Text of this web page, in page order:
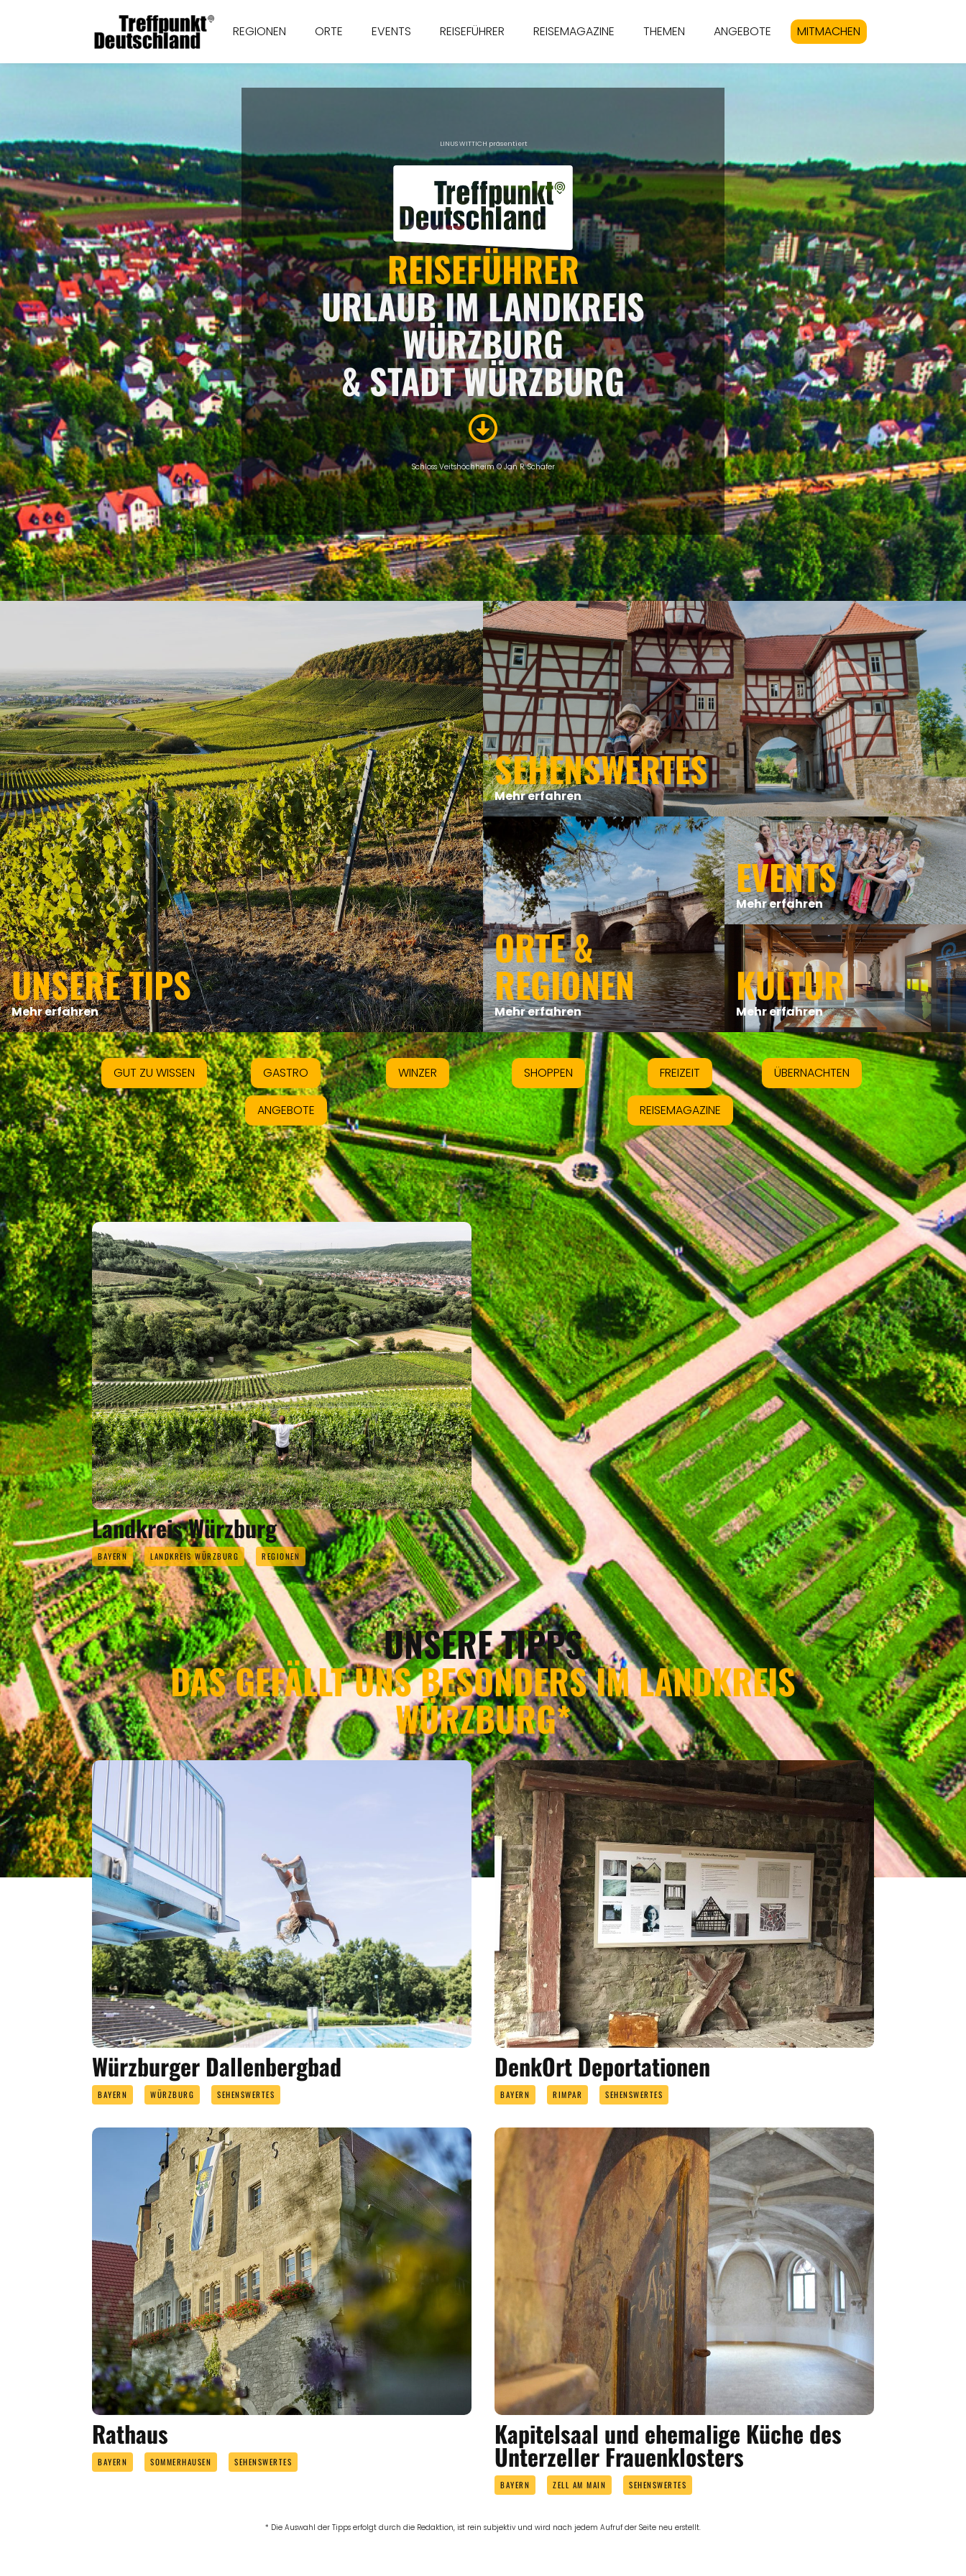
REGIONEN ORTE EVENTS REISEFÜHRER REISEMAGAZINE THEMEN ANGEBOTE MITMACHEN
LINUS WITTICH präsentiert
REISEFÜHRER
URLAUB IM LANDKREIS
WÜRZBURG
& STADT WÜRZBURG
Schloss Veitshöchheim © Jan R. Schäfer
ÜBERSICHT
UNSERE TIPS
Mehr erfahren
SEHENSWERTES
Mehr erfahren
ORTE &
REGIONEN
Mehr erfahren
EVENTS
Mehr erfahren
KULTUR
Mehr erfahren
GUT ZU WISSEN GASTRO WINZER SHOPPEN FREIZEIT ÜBERNACHTEN
ANGEBOTE REISEMAGAZINE
INTRO
Landkreis Würzburg
BAYERN LANDKREIS WÜRZBURG REGIONEN
UNSERE TIPPS
DAS GEFÄLLT UNS BESONDERS IM LANDKREIS
WÜRZBURG*
Würzburger Dallenbergbad
BAYERN WÜRZBURG SEHENSWERTES
DenkOrt Deportationen
BAYERN RIMPAR SEHENSWERTES
Rathaus
BAYERN SOMMERHAUSEN SEHENSWERTES
Kapitelsaal und ehemalige Küche des
Unterzeller Frauenklosters
BAYERN ZELL AM MAIN SEHENSWERTES
* Die Auswahl der Tipps erfolgt durch die Redaktion, ist rein subjektiv und wird nach jedem Aufruf der Seite neu erstellt.